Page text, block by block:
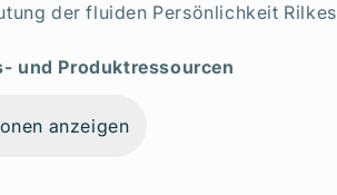
der fluiden Persönlichkeit Rilkes
und Produktressourcen
anzeigen